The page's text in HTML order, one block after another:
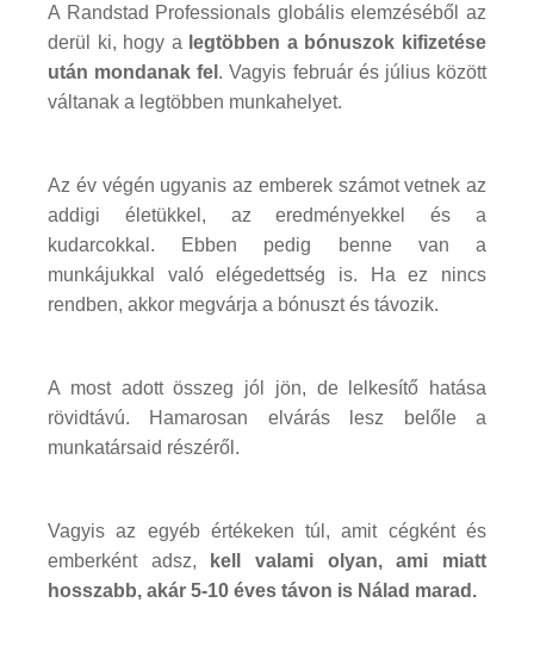
A Randstad Professionals globális elemzéséből az
derül ki, hogy a legtöbben a bónuszok kifizetése
után mondanak fel . Vagyis február és július között
váltanak a legtöbben munkahelyet.
Az év végén ugyanis az emberek számot vetnek az
addigi életükkel, az eredményekkel és a
kudarcokkal. Ebben pedig benne van a
munkájukkal való elégedettség is. Ha ez nincs
rendben, akkor megvárja a bónuszt és távozik.
A most adott összeg jól jön, de lelkesítő hatása
rövidtávú. Hamarosan elvárás lesz belőle a
munkatársaid részéről.
Vagyis az egyéb értékeken túl, amit cégként és
emberként adsz,
kell valami olyan, ami miatt
hosszabb, akár 5-10 éves távon is Nálad marad.